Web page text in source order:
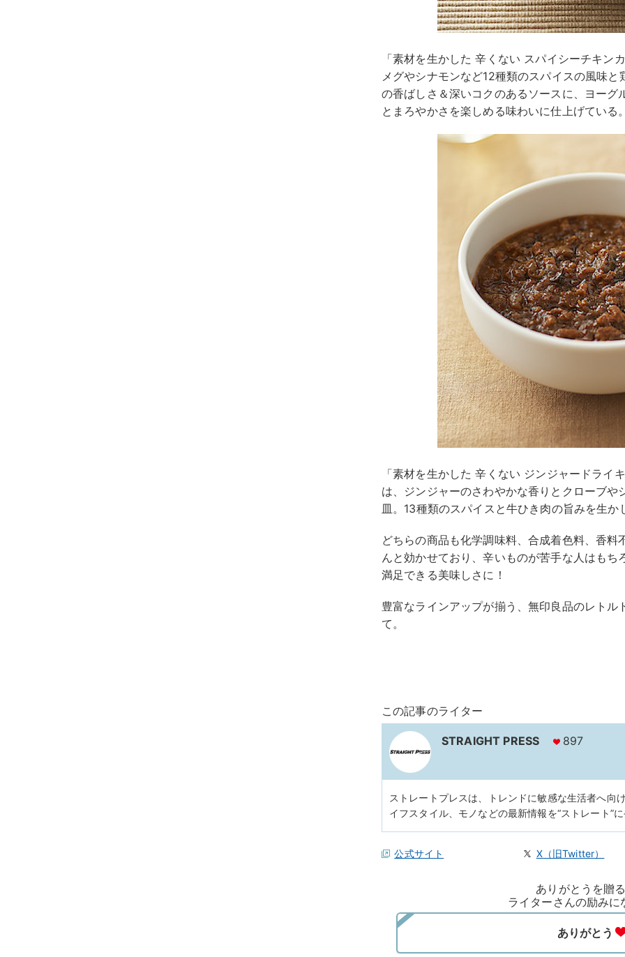
「素材を生かした 辛くない スパイシーチキ
メグやシナモンなど12種類のスパイスの風味
の香ばしさ＆深いコクのあるソースに、ヨーグ
とまろやかさを楽しめる味わいに仕上げている
「素材を生かした 辛くない ジンジャードラ
は、ジンジャーのさわやかな香りとクローブや
皿。13種類のスパイスと牛ひき肉の旨みを生
どちらの商品も化学調味料、合成着色料、香
んと効かせており、辛いものが苦手な人はも
満足できる美味しさに！
豊富なラインアップが揃う、無印良品のレトル
て。
この記事のライター
STRAIGHT PRESS 897
ストレートプレスは、トレンドに敏感な生活者へ向
イフスタイル、モノなどの最新情報を“ストレート”
公式サイト X（旧Twitter）
ありがとうを贈
ライターさんの励みに